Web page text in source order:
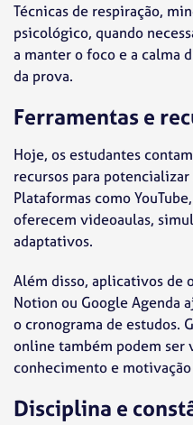
Técnicas de respiração,
psicológico, quando
a manter o foco e a calma
da prova.
Ferramentas e
Hoje, os estudantes
recursos para potencializar
Plataformas como
oferecem videoaulas,
adaptativos.
Além disso, aplicativos de
Notion ou Google Agenda
o cronograma de estudos.
online também podem ser
conhecimento e
Disciplina e